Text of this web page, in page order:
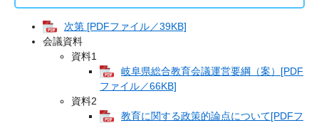
次第 [PDFファイル／39KB]
会議資料
資料1
岐阜県総合教育会議運営要綱（案）[PDF
ファイル／66KB]
資料2
教育に関する政策的論点について[PDFフ